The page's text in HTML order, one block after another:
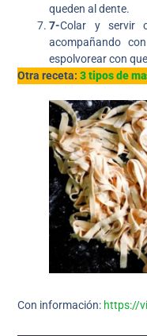
queden al dente.
7-Colar y servir
acompañando
espolvorear con
Otra receta: 3 tipos de
Con información: https://